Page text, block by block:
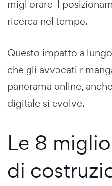
migliorare il
ricerca nel tempo.
Questo impatto a
che gli avvocati
panorama online,
digitale si evolve.
Le 8
di